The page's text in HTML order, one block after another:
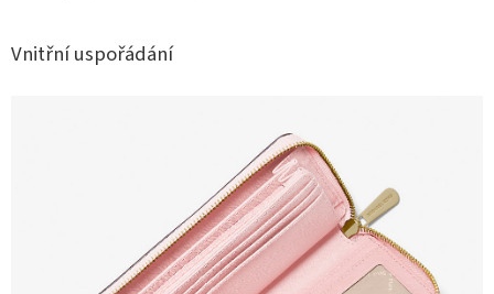
Vnitřní uspořádání